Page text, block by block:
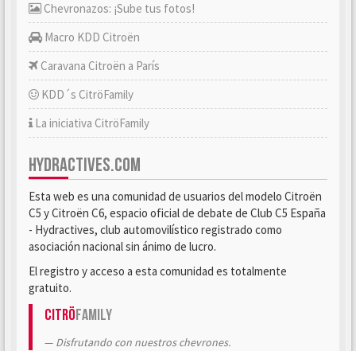
Chevronazos: ¡Sube tus fotos!
Macro KDD Citroën
Caravana Citroën a París
KDD´s CitröFamily
La iniciativa CitröFamily
HYDRACTIVES.COM
Esta web es una comunidad de usuarios del modelo Citroën
C5 y Citroën C6, espacio oficial de debate de Club C5 España
- Hydractives, club automovilístico registrado como
asociación nacional sin ánimo de lucro.
El registro y acceso a esta comunidad es totalmente
gratuito.
CitröFamily
Disfrutando con nuestros chevrones.